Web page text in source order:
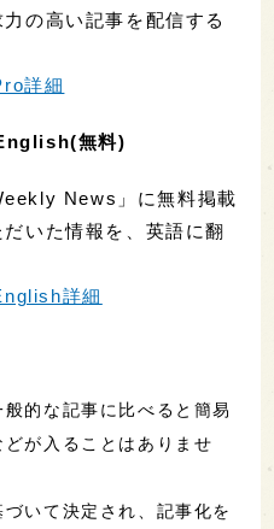
の高い記事を配信する
詳細
無料)
News」に無料掲載
いた情報を、英語に翻
詳細
的な記事に比べると簡易
が入ることはありませ
いて決定され、記事化を